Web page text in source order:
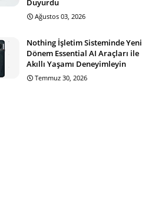
Duyurdu
Ağustos 03, 2026
Nothing İşletim Sisteminde Yeni
Dönem Essential AI Araçları ile
Akıllı Yaşamı Deneyimleyin
Temmuz 30, 2026